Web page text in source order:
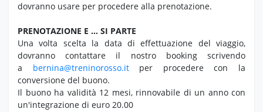
dovranno usare per procedere alla prenotazione.
PRENOTAZIONE E … SI PARTE
Una volta scelta la data di effettuazione del viaggio,
dovranno contattare il nostro booking scrivendo
a bernina@treninorosso.itper procedere con la
conversione del buono.
Il buono ha validità 12 mesi, rinnovabile di un anno con
un'integrazione di euro 20.00